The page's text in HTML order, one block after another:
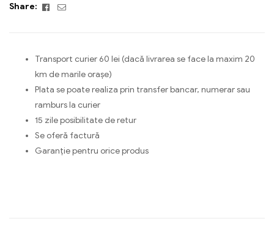
Share:
Facebook
Email
Transport curier 60 lei (dacă livrarea se face la maxim 20
km de marile orașe)
Plata se poate realiza prin transfer bancar, numerar sau
ramburs la curier
15 zile posibilitate de retur
Se oferă factură
Garanție pentru orice produs